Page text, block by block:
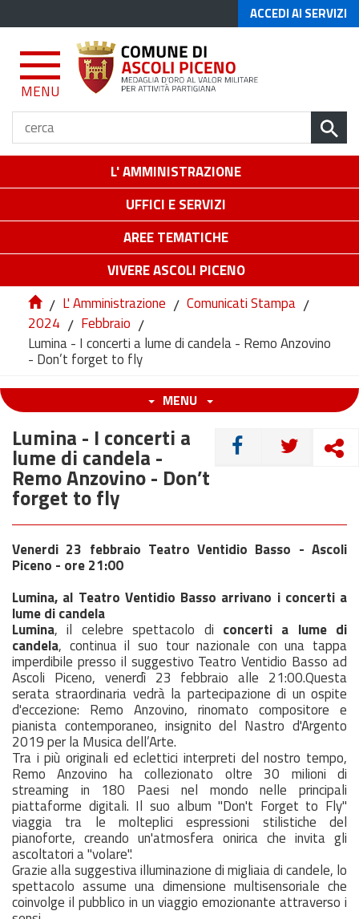
ACCEDI AI SERVIZI
MENU
L' AMMINISTRAZIONE
UFFICI E SERVIZI
AREE TEMATICHE
VIVERE ASCOLI PICENO
/ L' Amministrazione / Comunicati Stampa /
2024 / Febbraio /
Lumina - I concerti a lume di candela - Remo Anzovino
- Don’t forget to fly
MENU
CONDIVIDI
Lumina - I concerti a
lume di candela -
Remo Anzovino - Don’t
forget to fly
Venerdi 23 febbraio Teatro Ventidio Basso - Ascoli
Piceno - ore 21:00
Lumina, al Teatro Ventidio Basso arrivano i concerti a
lume di candela
Lumina, il celebre spettacolo di concerti a lume di
candela, continua il suo tour nazionale con una tappa
imperdibile presso il suggestivo Teatro Ventidio Basso ad
Ascoli Piceno, venerdì 23 febbraio alle 21:00.Questa
serata straordinaria vedrà la partecipazione di un ospite
d'eccezione: Remo Anzovino, rinomato compositore e
pianista contemporaneo, insignito del Nastro d'Argento
2019 per la Musica dell’Arte.
Tra i più originali ed eclettici interpreti del nostro tempo,
Remo Anzovino ha collezionato oltre 30 milioni di
streaming in 180 Paesi nel mondo nelle principali
piattaforme digitali. Il suo album "Don't Forget to Fly"
viaggia tra le molteplici espressioni stilistiche del
pianoforte, creando un'atmosfera onirica che invita gli
ascoltatori a "volare".
Grazie alla suggestiva illuminazione di migliaia di candele, lo
spettacolo assume una dimensione multisensoriale che
coinvolge il pubblico in un viaggio emozionante attraverso i